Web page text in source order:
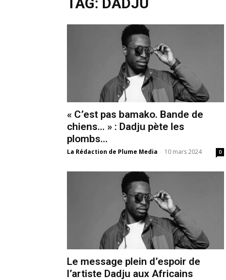
« C’est pas bamako. Bande de
chiens… » : Dadju pète les
plombs...
La Rédaction de Plume Media - 10 mars 2024 0
Le message plein d’espoir de
l’artiste Dadju aux Africains